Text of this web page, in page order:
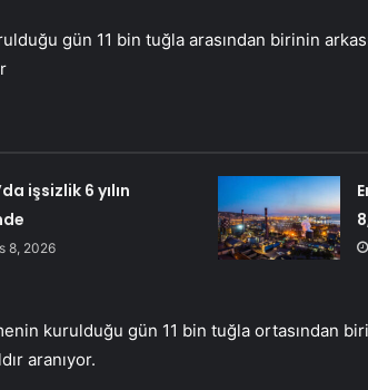
gün 11 bin tuğla arasından birinin
işsizlik 6 yılın
8, 2026
kurulduğu gün 11 bin tuğla ortasından
aranıyor.